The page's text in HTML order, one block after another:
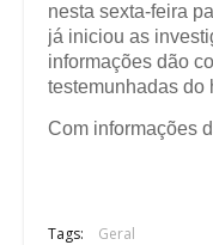
nesta sexta-feira
já iniciou as
informações dão
testemunhadas do
Com informações
Tags: Geral